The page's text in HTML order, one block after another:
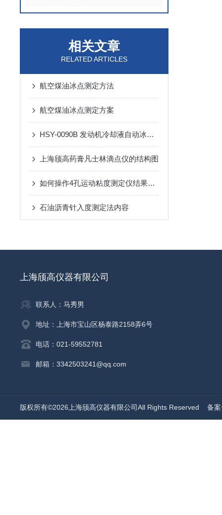
相关文章
RELATED ARTICLES
航空煤油冰点测定方法
航空煤油冰点测定方案
HSY-0090B 发动机冷却液自动冰点测定仪（上海颀高）标准操作步骤
上海颀高药膏凡士林滴点仪的结构图
如何操作4孔运动粘度测定仪结果更加精确
石油沥青针入度测定法内容
上海颀高仪器有限公司
联系人：马秀男
地址：上海市宝山区杨泰路2158弄6号
电话：021-59552781
邮箱：3342503241@qq.com
版权所有©2026上海颀高仪器有限公司All Rights Reserved 备